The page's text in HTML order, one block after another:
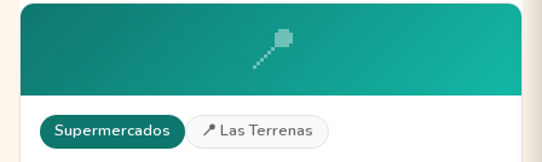
📍
Supermercados 📍 Las Terrenas